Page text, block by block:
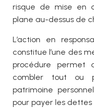
risque de mise en
plane au-dessus de
L’action en
constitue l’une des
procédure permet
combler tout ou
patrimoine
pour payer les dettes